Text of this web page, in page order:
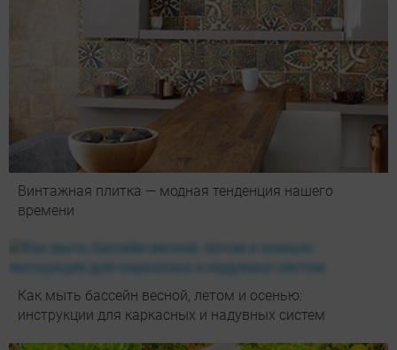
Винтажная плитка — модная тенденция нашего
времени
Как мыть бассейн весной, летом и осенью:
инструкции для каркасных и надувных систем